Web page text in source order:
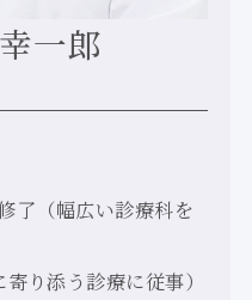
一郎
了（幅広い診療科を
り添う診療に従事）